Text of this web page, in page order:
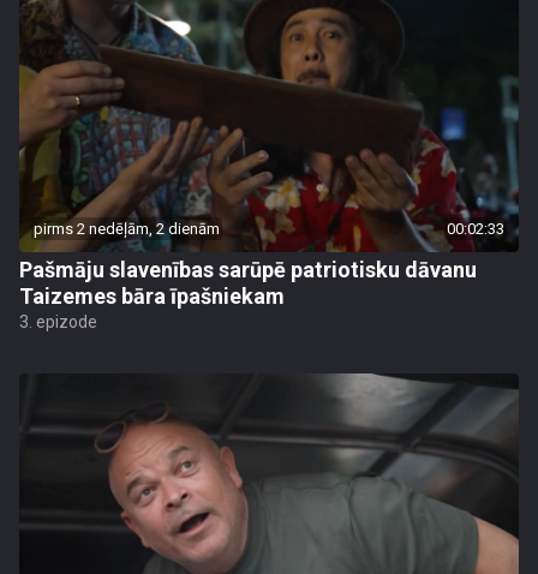
pirms 2 nedēļām, 2 dienām 00:02:33
Pašmāju slavenības sarūpē patriotisku dāvanu
Taizemes bāra īpašniekam
3. epizode